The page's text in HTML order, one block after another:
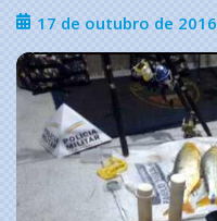
17 de outubro de 2016